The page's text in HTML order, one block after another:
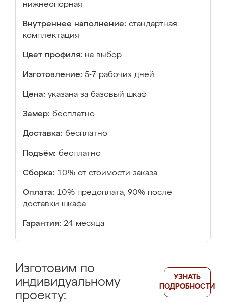
нижнеопорная
Внутреннее наполнение: стандартная
комплектация
Цвет профиля: на выбор
Изготовление: 5-7 рабочих дней
Цена: указана за базовый шкаф
Замер: бесплатно
Доставка: бесплатно
Подъём: бесплатно
Сборка: 10% от стоимости заказа
Оплата: 10% предоплата, 90% после
доставки шкафа
Гарантия: 24 месяца
Изготовим по
индивидуальному
проекту:
УЗНАТЬ
ПОДРОБНОСТИ